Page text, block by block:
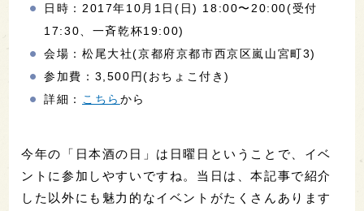
日時：2017年10月1日(日) 18:00〜20:00(受付
17:30、一斉乾杯19:00)
会場：松尾大社(京都府京都市西京区嵐山宮町3)
参加費：3,500円(おちょこ付き)
詳細：
こちら から
今年の「日本酒の日」は日曜日ということで、イベ
ントに参加しやすいですね。当日は、本記事で紹介
した以外にも魅力的なイベントがたくさんあります